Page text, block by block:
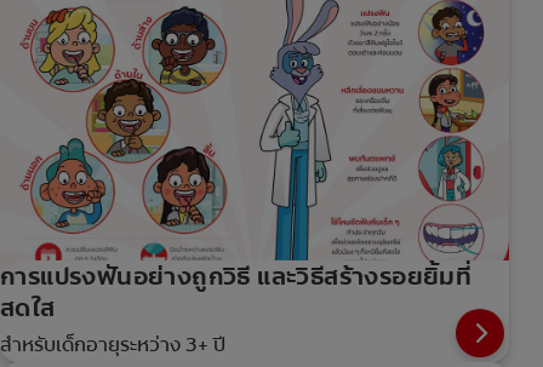
การแปรงฟันอย่างถูกวิธี และวิธีสร้างรอยยิ้มที่
สดใส
สำหรับเด็กอายุระหว่าง 3+ ปี